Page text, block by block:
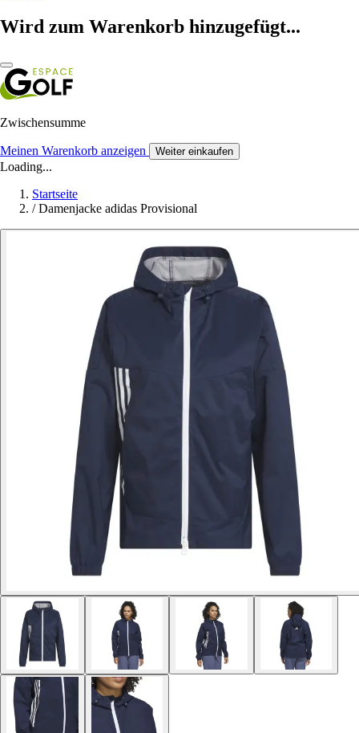
Wird zum Warenkorb hinzugefügt...
Zwischensumme
Meinen Warenkorb anzeigen Weiter einkaufen
Loading...
Startseite
/ Damenjacke adidas Provisional